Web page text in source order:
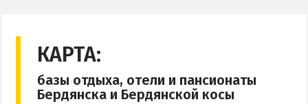
Цены 2026
Веб-камеры
КАРТА:
базы отдыха, отели и пансионаты
Бердянска и Бердянской косы